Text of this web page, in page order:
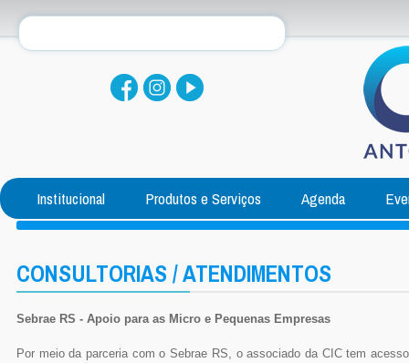
Institucional Produtos e Serviços Agenda
CONSULTORIAS / ATENDIMENTOS
Sebrae RS - Apoio para as Micro e Pequenas Empresas
Por meio da parceria com o Sebrae RS, o associado da CIC tem